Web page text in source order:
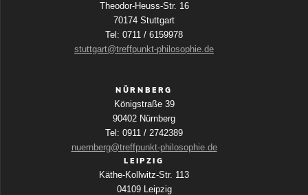
Theodor-Heuss-Str. 16
70174 Stuttgart
Tel: 0711 / 6159978
stuttgart@treffpunkt-philosophie.de
NÜRNBERG
Königstraße 39
90402 Nürnberg
Tel: 0911 / 2742389
nuernberg@treffpunkt-philosophie.de
LEIPZIG
Käthe-Kollwitz-Str. 113
04109 Leipzig